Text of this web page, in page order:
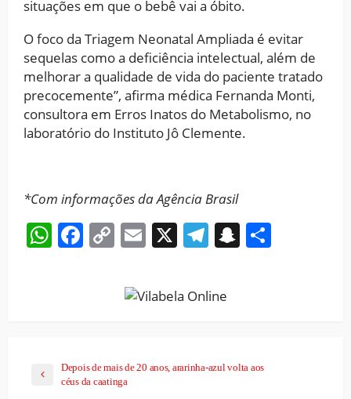
situações em que o bebê vai a óbito.
O foco da Triagem Neonatal Ampliada é evitar
sequelas como a deficiência intelectual, além de
melhorar a qualidade de vida do paciente tratado
precocemente”, afirma médica Fernanda Monti,
consultora em Erros Inatos do Metabolismo, no
laboratório do Instituto Jô Clemente.
*Com informações da Agência Brasil
WhatsApp
Facebook
CopyEmail
X Telegram
Snapchat
Depois de mais de 20 anos, ararinha-azul volta aos
céus da caatinga